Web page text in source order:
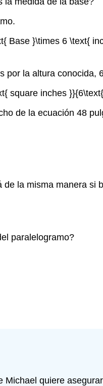
Base }\times 6 \text{
por la altura conocida,
square inches
de la ecuación 48
la misma manera si
paralelogramo?
quiere